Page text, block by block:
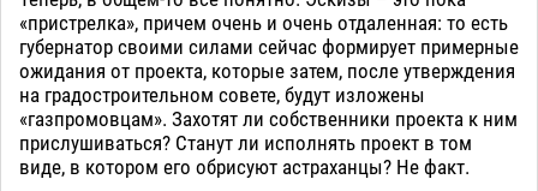
«пристрелка», причем очень и очень отдаленная: то есть
губернатор своими силами сейчас формирует примерные
ожидания от проекта, которые затем, после утверждения
на градостроительном совете, будут изложены
«газпромовцам». Захотят ли собственники проекта к ним
прислушиваться? Станут ли исполнять проект в том
виде, в котором его обрисуют астраханцы? Не факт.